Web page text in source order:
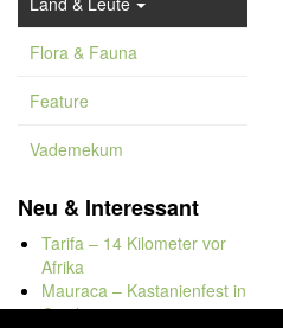
Flora & Fauna
Feature
Vademekum
Neu & Interessant
Tarifa – 14 Kilometer vor
Afrika
Mauraca – Kastanienfest in
Capileira